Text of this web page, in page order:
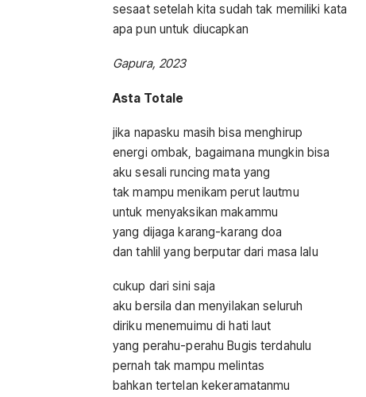
sesaat setelah kita sudah tak memiliki kata
apa pun untuk diucapkan
Gapura, 2023
Asta Totale
jika napasku masih bisa menghirup
energi ombak, bagaimana mungkin bisa
aku sesali runcing mata yang
tak mampu menikam perut lautmu
untuk menyaksikan makammu
yang dijaga karang-karang doa
dan tahlil yang berputar dari masa lalu
cukup dari sini saja
aku bersila dan menyilakan seluruh
diriku menemuimu di hati laut
yang perahu-perahu Bugis terdahulu
pernah tak mampu melintas
bahkan tertelan kekeramatanmu